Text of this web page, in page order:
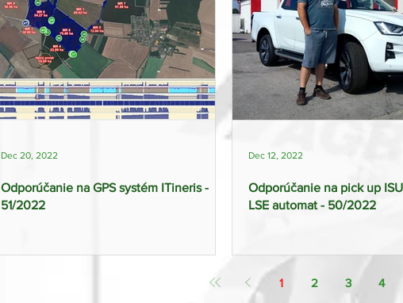
Odporúčanie na GPS systém ITineris -
51/2022
Dec 20, 2022
Odporúčanie na pick up
LSE automat - 50/2022
Dec 12, 2022
1 2 3 4